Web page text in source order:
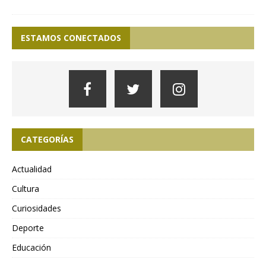
ESTAMOS CONECTADOS
CATEGORÍAS
Actualidad
Cultura
Curiosidades
Deporte
Educación